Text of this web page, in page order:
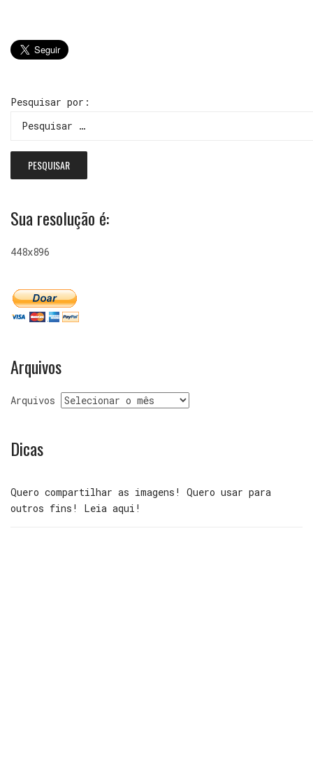
Pesquisar por:
Sua resolução é:
448x896
Arquivos
Arquivos
Dicas
Quero compartilhar as imagens! Quero usar para
outros fins! Leia aqui!